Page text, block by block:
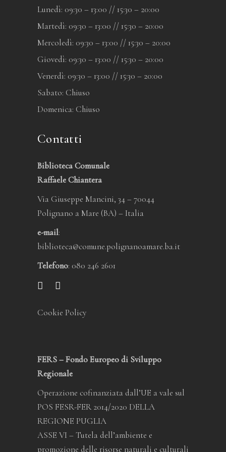
Lunedì: 09:30 – 13:00 // 15:30 – 20:00
Martedì: 09:30 – 13:00 // 15:30 – 20:00
Mercoledì: 09:30 – 13:00 // 15:30 – 20:00
Giovedì: 09:30 – 13:00 // 15:30 – 20:00
Venerdì: 09:30 – 13:00 // 15:30 – 20:00
Sabato: Chiuso
Domenica: Chiuso
Contatti
Biblioteca Comunale
Raffaele Chiantera
Via Giuseppe Mancini, 34 – 70044
Polignano a Mare (BA) – Italia
e-mail:
biblioteca@comune.polignanoamare.ba.it
Telefono: 080 246 2601
Cookie Policy
FERS – Fondo Europeo di Sviluppo
Regionale
Operazione cofinanziata dall’UE a vale sul
POS FESR-FER 2014/2020 DELLA
REGIONE PUGLIA
ASSE VI – Tutela dell’ambiente e
promozione delle risorse naturali e culturali